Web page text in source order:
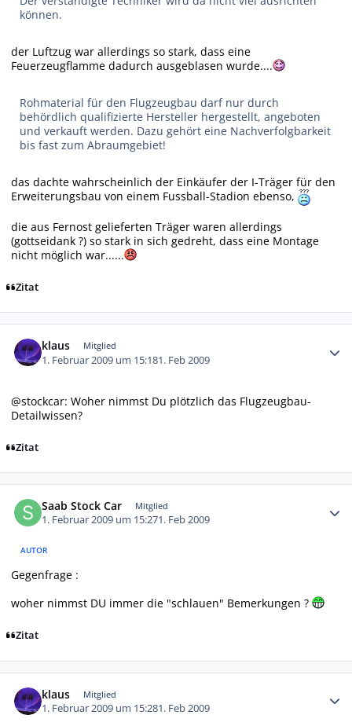
können.
der Luftzug war allerdings so stark, dass eine
Feuerzeugflamme dadurch ausgeblasen wurde....
Rohmaterial für den Flugzeugbau darf nur durch
behördlich qualifizierte Hersteller hergestellt, angeboten
und verkauft werden. Dazu gehört eine Nachverfolgbarkeit
bis fast zum Abraumgebiet!
das dachte wahrscheinlich der Einkäufer der I-Träger für den
Erweiterungsbau von einem Fussball-Stadion ebenso,
die aus Fernost gelieferten Träger waren allerdings
(gottseidank ?) so stark in sich gedreht, dass eine Montage
nicht möglich war......
Zitat
klaus Mitglied
1. Februar 2009 um 15:181. Feb 2009
@stockcar: Woher nimmst Du plötzlich das Flugzeugbau-
Detailwissen?
Zitat
Saab Stock Car Mitglied
1. Februar 2009 um 15:271. Feb 2009
AUTOR
Gegenfrage :
woher nimmst DU immer die "schlauen" Bemerkungen ?
Zitat
klaus Mitglied
1. Februar 2009 um 15:281. Feb 2009